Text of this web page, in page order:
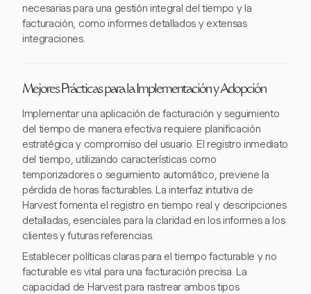
necesarias para una gestión integral del tiempo y la
facturación, como informes detallados y extensas
integraciones.
Mejores Prácticas para la Implementación y Adopción
Implementar una aplicación de facturación y seguimiento
del tiempo de manera efectiva requiere planificación
estratégica y compromiso del usuario. El registro inmediato
del tiempo, utilizando características como
temporizadores o seguimiento automático, previene la
pérdida de horas facturables. La interfaz intuitiva de
Harvest fomenta el registro en tiempo real y descripciones
detalladas, esenciales para la claridad en los informes a los
clientes y futuras referencias.
Establecer políticas claras para el tiempo facturable y no
facturable es vital para una facturación precisa. La
capacidad de Harvest para rastrear ambos tipos